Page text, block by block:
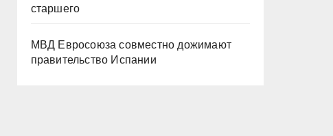
старшего
МВД Евросоюза совместно дожимают
правительство Испании